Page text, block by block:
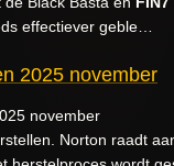
effectiever geble…
2025 november
november
Norton raadt